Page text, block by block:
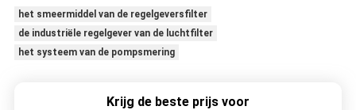
het smeermiddel van de regelgeversfilter
de industriële regelgever van de luchtfilter
het systeem van de pompsmering
Krijg de beste prijs voor